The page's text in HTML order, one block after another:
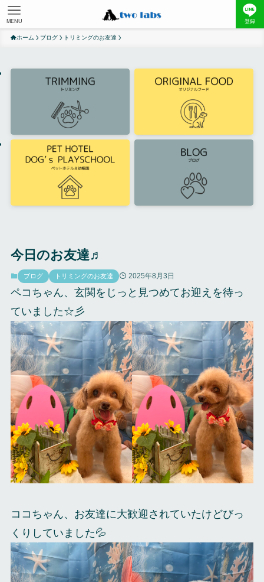
登録
MENU
ホーム ブログ トリミングのお友達
今日のお友達♬
ブログ トリミングのお友達 2025年8月3日
ペコちゃん、玄関をじっと見つめてお迎えを待っ
ていました☆彡
ココちゃん、お友達に大歓迎されていたけどびっ
くりしていました💦